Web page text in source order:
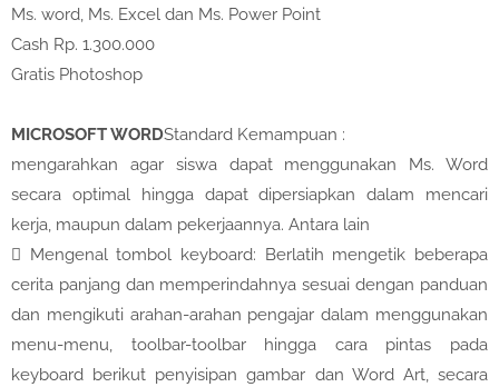
Ms. word, Ms. Excel dan Ms. Power Point
Cash Rp. 1.300.000
Gratis Photoshop
MICROSOFT WORDStandard Kemampuan :
mengarahkan agar siswa dapat menggunakan Ms. Word
secara optimal hingga dapat dipersiapkan dalam mencari
kerja, maupun dalam pekerjaannya. Antara lain
 Mengenal tombol keyboard: Berlatih mengetik beberapa
cerita panjang dan memperindahnya sesuai dengan panduan
dan mengikuti arahan-arahan pengajar dalam menggunakan
menu-menu, toolbar-toolbar hingga cara pintas pada
keyboard berikut penyisipan gambar dan Word Art, secara